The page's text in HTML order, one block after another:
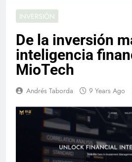
INVERSIÓN
De la inversión
inteligencia
MioTech
Andrés Taborda 9 Years Ago